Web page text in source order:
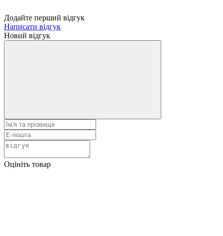
Додайте перший відгук
Написати відгук
Новий відгук
Оцініть товар